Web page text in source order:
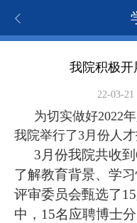
我院积极
22-03-21
为切实做好2022
我院举行了3月份人才
3月份我院共收
了解教育背景、学
评审委员会甄选了
中，15名应聘博士